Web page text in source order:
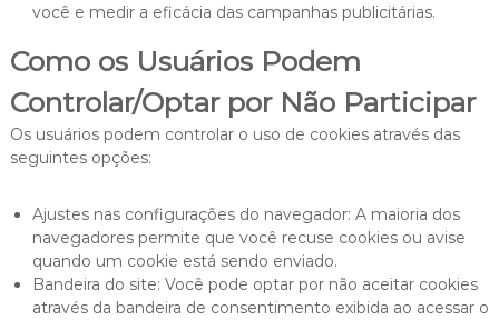
você e medir a eficácia das campanhas publicitárias.
Como os Usuários Podem
Controlar/Optar por Não Participar
Os usuários podem controlar o uso de cookies através das
seguintes opções:
Ajustes nas configurações do navegador: A maioria dos
navegadores permite que você recuse cookies ou avise
quando um cookie está sendo enviado.
Bandeira do site: Você pode optar por não aceitar cookies
através da bandeira de consentimento exibida ao acessar o